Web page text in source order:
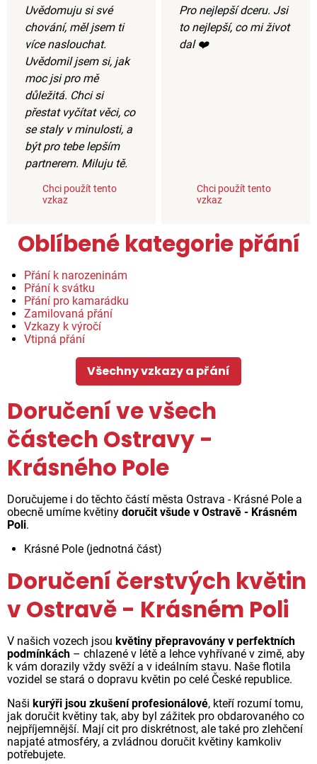
Uvědomuju si své
chování, měl jsem ti
více naslouchat.
Uvědomil jsem si, jak
moc jsi pro mě
důležitá. Chci si
přestat vyčítat věci, co
se staly v minulosti, a
být pro tebe lepším
partnerem. Miluju tě.
Chci použít tento
vzkaz
Pro nejlepší dceru. Jsi
to nejlepší, co mi život
dal ❤️
Chci použít tento
vzkaz
Oblíbené kategorie přání
Přání k narozeninám
Přání k svátku
Přání pro kamarádku
Zamilovaná přání
Vzkazy k výročí
Vtipná přání
Všechny vzkazy a přání
Doručení ve všech
částech Ostravy -
Krásného Pole
Doručujeme i do těchto částí města Ostrava - Krásné Pole a
obecně umíme květiny doručit všude v Ostravě - Krásném
Poli.
Krásné Pole (jednotná část)
Doručení čerstvých květin
v Ostravě - Krásném Poli
V našich vozech jsou květiny přepravovány v perfektních
podmínkách – chlazené v létě a lehce vyhřívané v zimě, aby
k vám dorazily vždy svěží a v ideálním stavu. Naše flotila
vozidel se stará o dopravu květin po celé České republice.
Naši kurýři jsou zkušení profesionálové, kteří rozumí tomu,
jak doručit květiny tak, aby byl zážitek pro obdarovaného co
nejpříjemnější. Mají cit pro diskrétnost, ale také pro zlehčení
napjaté atmosféry, a zvládnou doručit květiny kamkoliv
potřebujete.